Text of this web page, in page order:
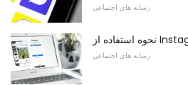
رسانه های اجتماعی
رسانه های اجتماعی